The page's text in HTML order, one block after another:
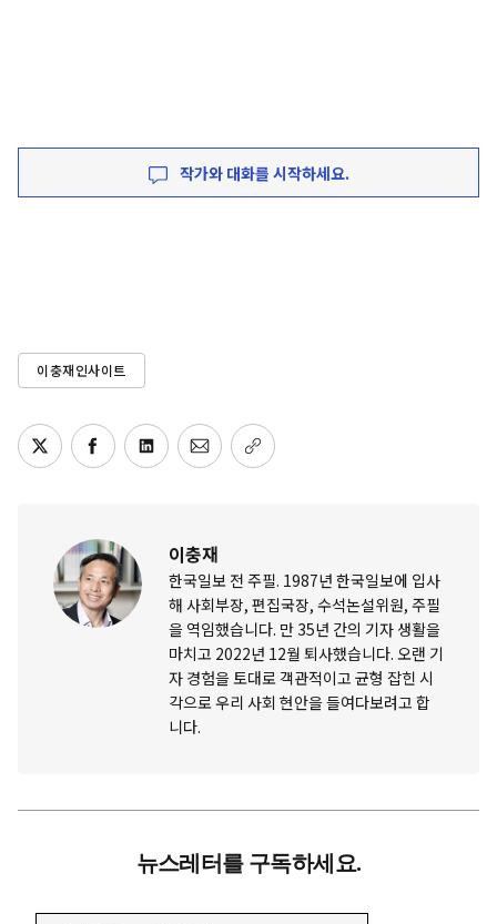
작가와 대화를 시작하세요.
이충재인사이트
이충재
한국일보 전 주필. 1987년 한국일보에 입사
해 사회부장, 편집국장, 수석논설위원, 주필
을 역임했습니다. 만 35년 간의 기자 생활을
마치고 2022년 12월 퇴사했습니다. 오랜 기
자 경험을 토대로 객관적이고 균형 잡힌 시
각으로 우리 사회 현안을 들여다보려고 합
니다.
뉴스레터를 구독하세요.